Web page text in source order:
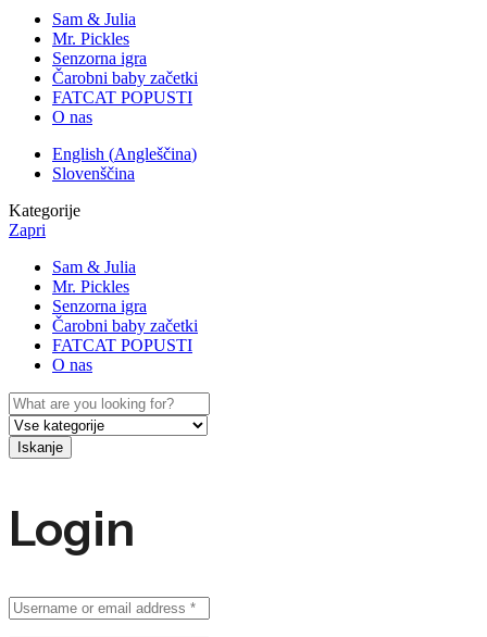
Sam & Julia
Mr. Pickles
Senzorna igra
Čarobni baby začetki
FATCAT POPUSTI
O nas
English (Angleščina)
Slovenščina
Kategorije
Zapri
Sam & Julia
Mr. Pickles
Senzorna igra
Čarobni baby začetki
FATCAT POPUSTI
O nas
Iskanje
Login